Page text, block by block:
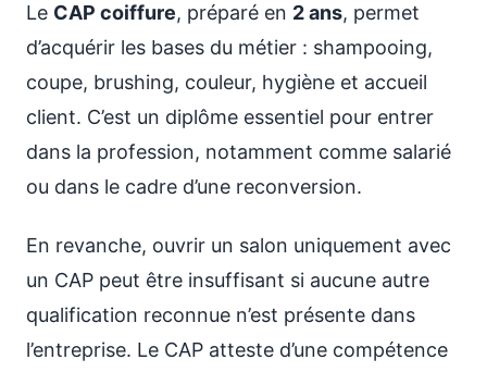
Le CAP coiffure, préparé en 2 ans, permet
d’acquérir les bases du métier : shampooing,
coupe, brushing, couleur, hygiène et accueil
client. C’est un diplôme essentiel pour entrer
dans la profession, notamment comme salarié
ou dans le cadre d’une reconversion.
En revanche, ouvrir un salon uniquement avec
un CAP peut être insuffisant si aucune autre
qualification reconnue n’est présente dans
l’entreprise. Le CAP atteste d’une compétence